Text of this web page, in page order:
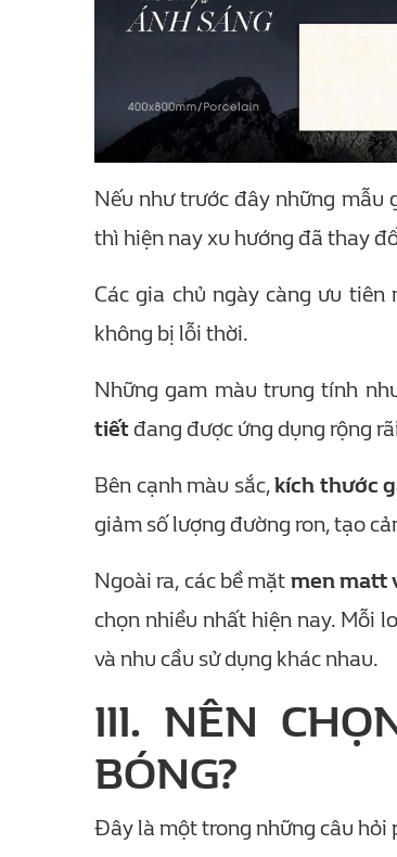
Nếu như trước đây những mẫu
thì hiện nay xu hướng đã thay
Các gia chủ ngày càng ưu
không bị lỗi thời.
Những gam màu trung tính
tiếtđang được ứng dụng rộng
Bên cạnh màu sắc,kích thước
giảm số lượng đường ron, tạo
Ngoài ra, các bề mặt men matt
chọn nhiều nhất hiện nay. Mỗi
và nhu cầu sử dụng khác nhau.
III. NÊN
BÓNG?
Đây là một trong những câu hỏi